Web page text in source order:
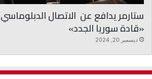
ستارمر يدافع عن الاتصال
«قادة سوريا الجدد»
ديسمبر 20, 2024